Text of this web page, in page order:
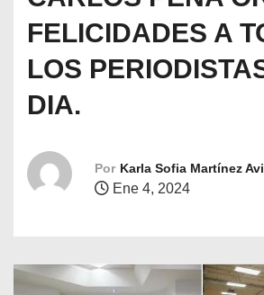
FELICIDADES A
LOS
DIA.
Por Karla Sofia Martínez
Ene 4, 2024